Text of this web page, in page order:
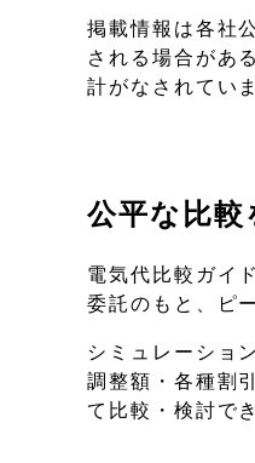
掲載情報は各社
される場合があ
計がなされてい
公平な比較
電気代比較ガイ
委託のもと、ピ
シミュレーショ
調整額・各種割
て比較・検討で